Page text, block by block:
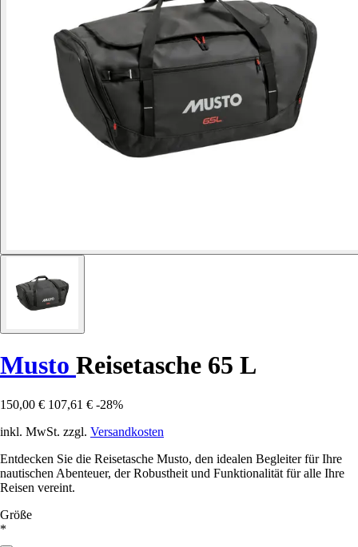
Musto Reisetasche 65 L
150,00 € 107,61 € -28%
inkl. MwSt. zzgl. Versandkosten
Entdecken Sie die Reisetasche Musto, den idealen Begleiter für Ihre
nautischen Abenteuer, der Robustheit und Funktionalität für alle Ihre
Reisen vereint.
Größe
*